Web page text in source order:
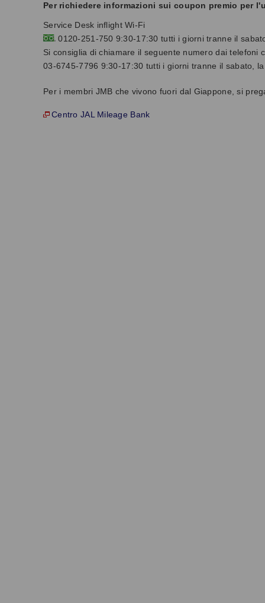
Per richiedere informazioni sui coupon premio per
Service Desk inflight Wi-Fi
0120-251-750 9:30-17:30 tutti i giorni tranne il
Si consiglia di chiamare il seguente numero dai
03-6745-7796 9:30-17:30 tutti i giorni tranne il sabato,
Per i membri JMB che vivono fuori dal Giappone, si
Centro JAL Mileage Bank